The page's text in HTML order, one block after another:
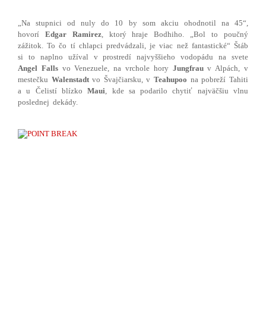
„Na stupnici od nuly do 10 by som akciu ohodnotil na 45“,
hovorí Edgar Ramirez, ktorý hraje Bodhiho. „Bol to poučný
zážitok. To čo tí chlapci predvádzali, je viac než fantastické“ Štáb
si to naplno užíval v prostredí najvyššieho vodopádu na svete
Angel Fallsvo Venezuele, na vrchole hory Jungfrauv Alpách, v
mestečku Walenstadtvo Švajčiarsku, vTeahupoo na pobreží Tahiti
a u Čelistí blízkoMaui, kde sa podarilo chytiť najväčšiu vlnu
poslednej dekády.